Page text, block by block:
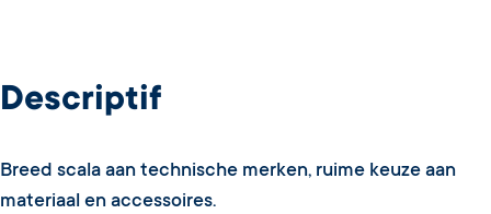
Descriptif
Breed scala aan technische merken, ruime keuze aan
materiaal en accessoires.